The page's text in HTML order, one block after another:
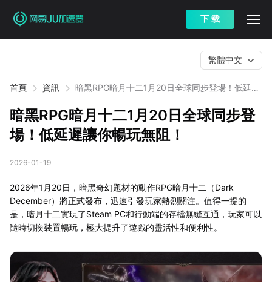
下 载
首頁 資訊
暗黑RPG暗月十二1月20日全球同步登場！低延遲
繁體中文
暗黑RPG暗月十二1月20日全球同步登
場！低延遲讓你暢玩無阻！
2026-01-19
2026年1月20日，暗黑奇幻題材的動作RPG暗月十二（Dark
December）將正式發布，迅速引發玩家熱烈關注。值得一提的
是，暗月十二實現了Steam PC和行動端的存檔無縫互通，玩家可以
隨時切換裝置暢玩，極大提升了遊戲的靈活性和便利性。